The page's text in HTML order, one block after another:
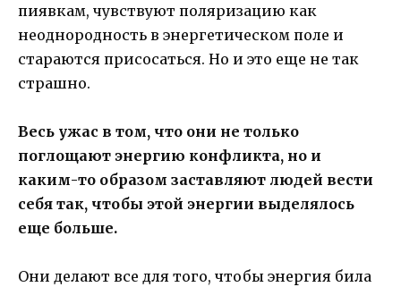
пиявкам, чувствуют поляризацию как
неоднородность в энергетическом поле и
стараются присосаться. Но и это еще не так
страшно.
Весь ужас в том, что они не только
поглощают энергию конфликта, но и
каким-то образом заставляют людей вести
себя так, чтобы этой энергии выделялось
еще больше.
Они делают все для того, чтобы энергия била